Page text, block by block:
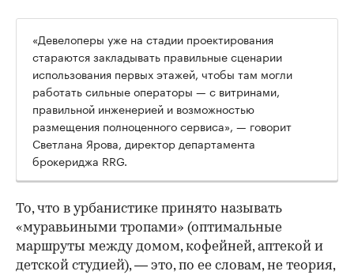
00:00
«Девелоперы уже на стадии проектирования
стараются закладывать правильные сценарии
использования первых этажей, чтобы там могли
работать сильные операторы — с витринами,
правильной инженерией и возможностью
размещения полноценного сервиса», — говорит
Светлана Ярова, директор департамента
брокериджа RRG.
То, что в урбанистике принято называть
«муравьиными тропами» (оптимальные
маршруты между домом, кофейней, аптекой и
детской студией), — это, по ее словам, не теория,